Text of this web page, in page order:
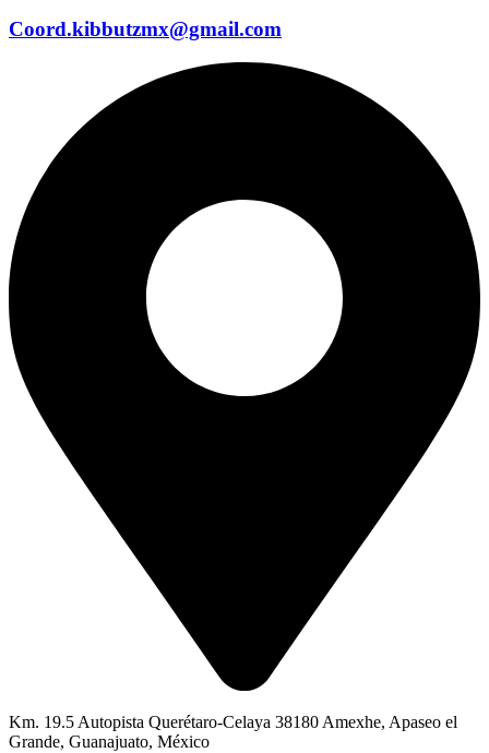
Coord.kibbutzmx@gmail.com
Km. 19.5 Autopista Querétaro-Celaya 38180 Amexhe, Apaseo el
Grande, Guanajuato, México